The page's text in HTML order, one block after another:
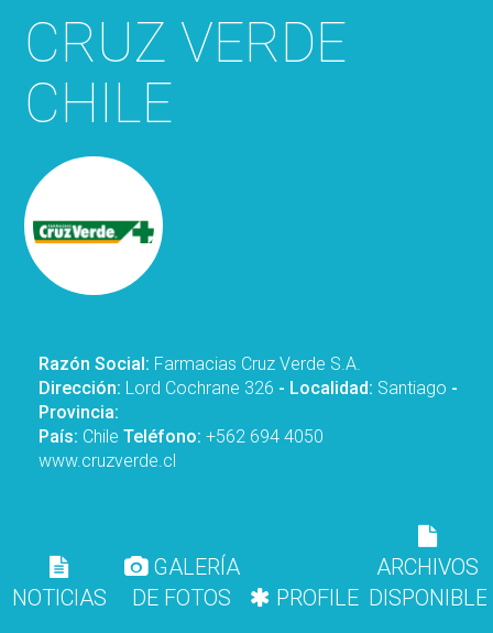
CRUZ VERDE
CHILE
Razón Social: Farmacias Cruz Verde S.A.
Dirección: Lord Cochrane 326 - Localidad: Santiago -
Provincia:
País: Chile Teléfono:+562 694 4050
www.cruzverde.cl
NOTICIAS
GALERÍA
DE FOTOS
PROFILE
ARCHIVOS